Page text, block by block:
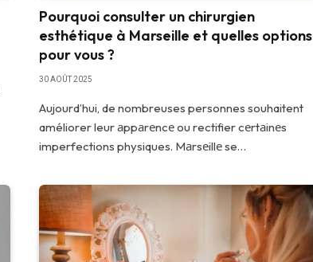
Pourquoi consulter un chirurgien
esthétique à Marseille et quelles options
pour vous ?
30 AOÛT 2025
Aujourd’hui, de nombreuses personnes souhaitent
améliorer leur аppаrеncе ou rectifier cеrtаinеs
imperfections physiques. Mаrsеillе se…